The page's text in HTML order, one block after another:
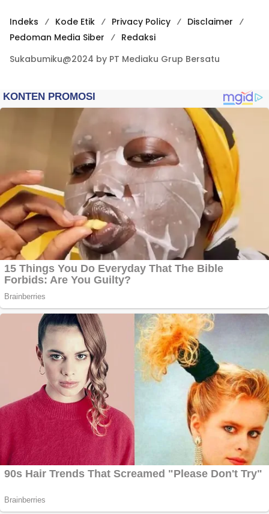
Indeks Kode Etik Privacy Policy
Disclaimer
Pedoman Media Siber
Redaksi
Sukabumiku@2024 by PT Mediaku Grup Bersatu